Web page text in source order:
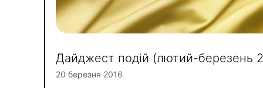
Дайджест подій (лютий-березень
20 березня 2016